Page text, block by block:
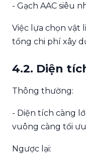
- Gạch AAC siêu
Việc lựa chọn vật
tổng chi phí xây
4.2. Diện
Thông thường:
- Diện tích càng
vuông càng tối ưu
Ngược lại: